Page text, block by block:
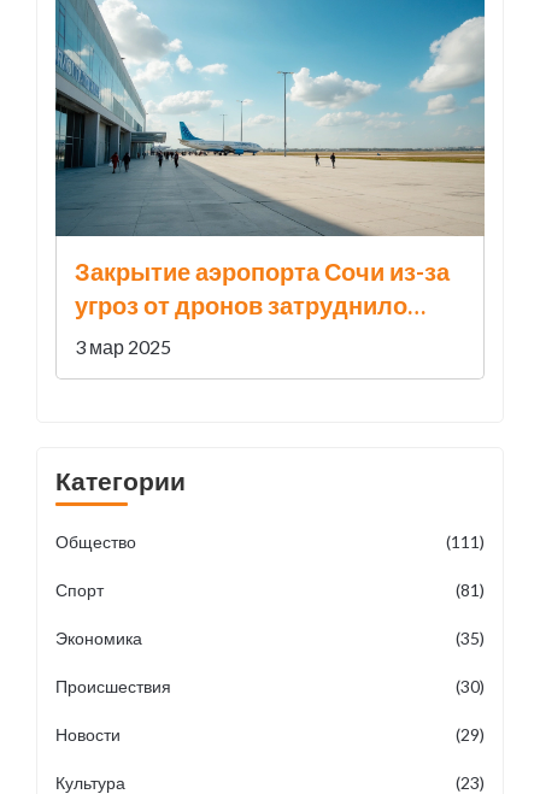
Закрытие аэропорта Сочи из-за
угроз от дронов затруднило
авиасообщение
3 мар 2025
Категории
Общество (111)
Спорт (81)
Экономика (35)
Происшествия (30)
Новости (29)
Культура (23)